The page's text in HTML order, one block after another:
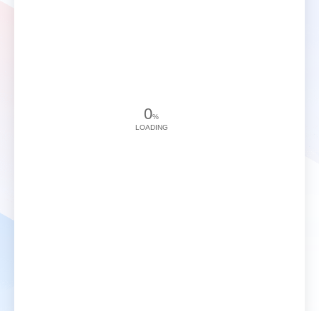
0%
LOADING